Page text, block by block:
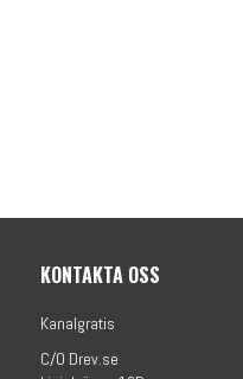
KONTAKTA OSS
Kanalgratis
C/O Drev.se